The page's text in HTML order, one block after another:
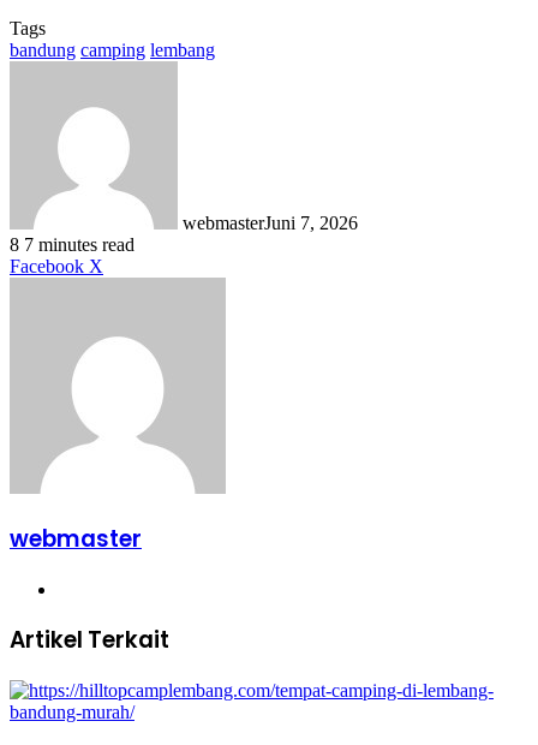
Tags
bandung camping lembang
webmasterJuni 7, 2026
8 7 minutes read
Facebook X
webmaster
Artikel Terkait